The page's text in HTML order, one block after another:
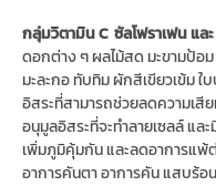
กลุ่มวิตามิน C ซัลโฟราเฟนแล
ดอกต่าง ๆ ผลไม้สด มะขามป้อ
มะละกอ ทับทิม ผักสีเขียวเข้ม
อิสระที่สามารถช่วยลดความเ
อนุมูลอิสระที่จะทำลายเซลล์ แล
เพิ่มภูมิคุ้มกัน และลดอาการแพ้
อาการคันตา อาการคัน แสบร้อ